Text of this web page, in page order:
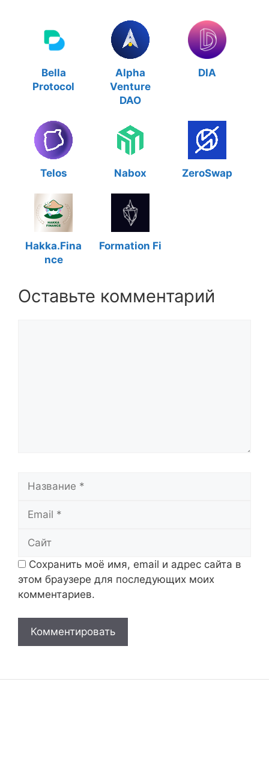
Bella
Protocol
Alpha
Venture
DAO
DIA
Telos Nabox ZeroSwap
Hakka.Fina
nce
Formation Fi
Оставьте комментарий
Название
Email
Сайт
Сохранить моё имя, email и адрес сайта в
этом браузере для последующих моих
комментариев.